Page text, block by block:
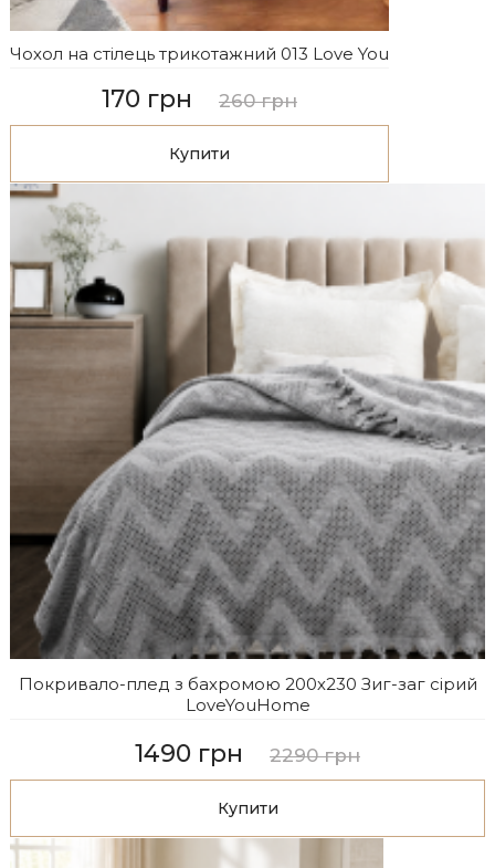
Чохол на стілець трикотажний 013 Love You
170 грн 260 грн
Купити
Покривало-плед з бахромою 200х230 Зиг-заг сірий
LoveYouHome
1490 грн 2290 грн
Купити